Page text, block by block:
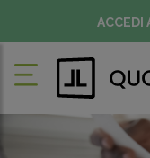
ACCEDI